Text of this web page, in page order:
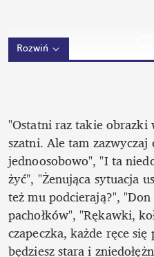
Rozwiń
"Ostatni raz takie obrazki
szatni. Ale tam
jednoosobowo", "I ta
żyć", "Żenująca sytuacja
też mu podcierają?",
pachołków", "Rękawki,
czapeczka, każde ręce
będziesz stara i